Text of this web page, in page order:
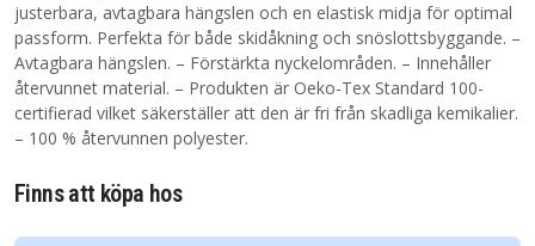
justerbara, avtagbara hängslen och en elastisk midja för optimal
passform. Perfekta för både skidåkning och snöslottsbyggande. –
Avtagbara hängslen. – Förstärkta nyckelområden. – Innehåller
återvunnet material. – Produkten är Oeko-Tex Standard 100-
certifierad vilket säkerställer att den är fri från skadliga kemikalier.
– 100 % återvunnen polyester.
Finns att köpa hos